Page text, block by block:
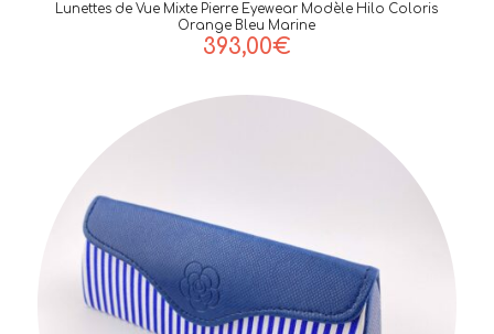
Lunettes de Vue Mixte Pierre Eyewear Modèle Hilo Coloris
Orange Bleu Marine
393,00€